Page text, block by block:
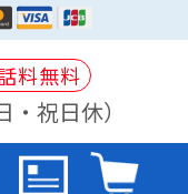
料無料
祝日休）